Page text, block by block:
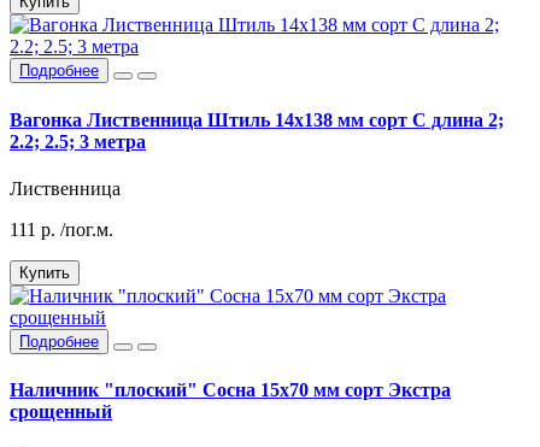
Подробнее
Вагонка Лиственница Штиль 14х138 мм сорт С длина 2;
2.2; 2.5; 3 метра
Лиственница
111 р. /пог.м.
Купить
Подробнее
Наличник "плоский" Сосна 15х70 мм сорт Экстра
срощенный